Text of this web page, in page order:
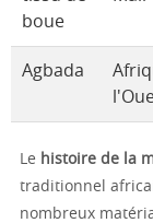
boue
Agbada
Le histoire de la
traditionnel
nombreux